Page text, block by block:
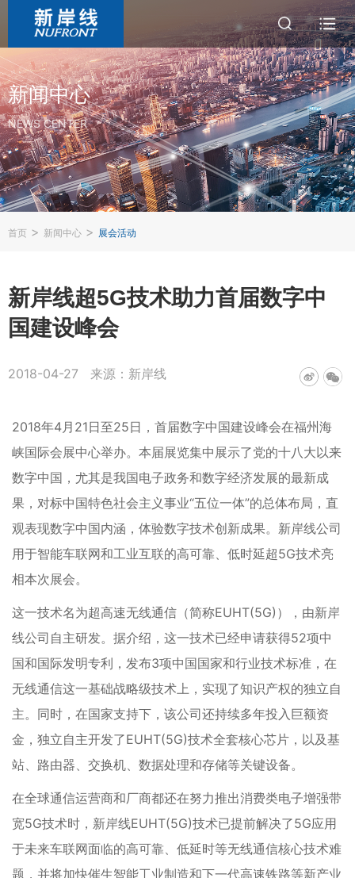
新闻中心
NEWS CENTER
首页 > 新闻中心 > 展会活动
新岸线超5G技术助力首届数字中
国建设峰会
2018-04-27 来源：新岸线
2018年4月21日至25日，首届数字中国建设峰会在福州海
峡国际会展中心举办。本届展览集中展示了党的十八大以来
数字中国，尤其是我国电子政务和数字经济发展的最新成
果，对标中国特色社会主义事业“五位一体”的总体布局，直
观表现数字中国内涵，体验数字技术创新成果。新岸线公司
用于智能车联网和工业互联的高可靠、低时延超5G技术亮
相本次展会。
这一技术名为超高速无线通信（简称EUHT(5G)），由新岸
线公司自主研发。据介绍，这一技术已经申请获得52项中
国和国际发明专利，发布3项中国国家和行业技术标准，在
无线通信这一基础战略级技术上，实现了知识产权的独立自
主。同时，在国家支持下，该公司还持续多年投入巨额资
金，独立自主开发了EUHT(5G)技术全套核心芯片，以及基
站、路由器、交换机、数据处理和存储等关键设备。
在全球通信运营商和厂商都还在努力推出消费类电子增强带
宽5G技术时，新岸线EUHT(5G)技术已提前解决了5G应用
于未来车联网面临的高可靠、低延时等无线通信核心技术难
题，并将加快催生智能工业制造和下一代高速铁路等新产业